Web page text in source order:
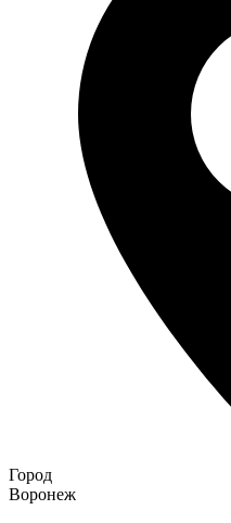
Город
Воронеж